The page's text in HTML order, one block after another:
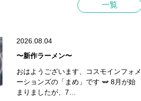
一覧
2026.08.04
〜新作ラーメン〜
おはようございます、コスモインフォメ
ーションズの「まめ」です 🫛 8月が始
まりましたが、7…